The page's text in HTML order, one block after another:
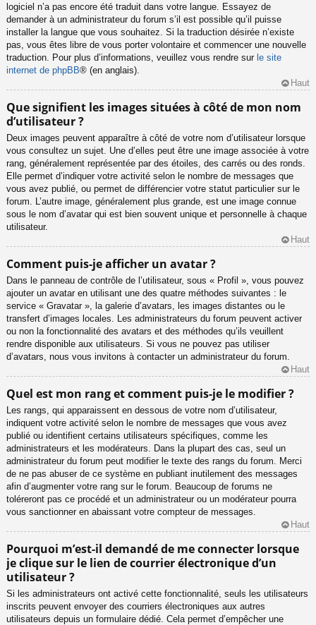
logiciel n’a pas encore été traduit dans votre langue. Essayez de
demander à un administrateur du forum s’il est possible qu’il puisse
installer la langue que vous souhaitez. Si la traduction désirée n’existe
pas, vous êtes libre de vous porter volontaire et commencer une nouvelle
traduction. Pour plus d’informations, veuillez vous rendre sur le site
internet de phpBB® (en anglais).
Haut
Que signifient les images situées à côté de mon nom
d’utilisateur ?
Deux images peuvent apparaître à côté de votre nom d’utilisateur lorsque
vous consultez un sujet. Une d’elles peut être une image associée à votre
rang, généralement représentée par des étoiles, des carrés ou des ronds.
Elle permet d’indiquer votre activité selon le nombre de messages que
vous avez publié, ou permet de différencier votre statut particulier sur le
forum. L’autre image, généralement plus grande, est une image connue
sous le nom d’avatar qui est bien souvent unique et personnelle à chaque
utilisateur.
Haut
Comment puis-je afficher un avatar ?
Dans le panneau de contrôle de l’utilisateur, sous « Profil », vous pouvez
ajouter un avatar en utilisant une des quatre méthodes suivantes : le
service « Gravatar », la galerie d’avatars, les images distantes ou le
transfert d’images locales. Les administrateurs du forum peuvent activer
ou non la fonctionnalité des avatars et des méthodes qu’ils veuillent
rendre disponible aux utilisateurs. Si vous ne pouvez pas utiliser
d’avatars, nous vous invitons à contacter un administrateur du forum.
Haut
Quel est mon rang et comment puis-je le modifier ?
Les rangs, qui apparaissent en dessous de votre nom d’utilisateur,
indiquent votre activité selon le nombre de messages que vous avez
publié ou identifient certains utilisateurs spécifiques, comme les
administrateurs et les modérateurs. Dans la plupart des cas, seul un
administrateur du forum peut modifier le texte des rangs du forum. Merci
de ne pas abuser de ce système en publiant inutilement des messages
afin d’augmenter votre rang sur le forum. Beaucoup de forums ne
toléreront pas ce procédé et un administrateur ou un modérateur pourra
vous sanctionner en abaissant votre compteur de messages.
Haut
Pourquoi m’est-il demandé de me connecter lorsque
je clique sur le lien de courrier électronique d’un
utilisateur ?
Si les administrateurs ont activé cette fonctionnalité, seuls les utilisateurs
inscrits peuvent envoyer des courriers électroniques aux autres
utilisateurs depuis un formulaire dédié. Cela permet d’empêcher une